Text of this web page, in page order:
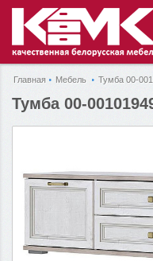
Главная Мебель Тумба 00-
Тумба 00-